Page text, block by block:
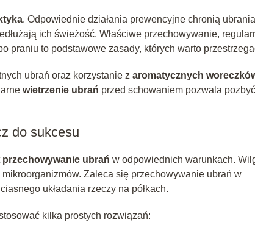
. Odpowiednie działania prewencyjne chronią ubrania
ich świeżość. Właściwe przechowywanie,
praniu to podstawowe zasady, których warto
ubrań oraz korzystanie z aromatycznych
wietrzenie ubrań przed schowaniem pozwala
do sukcesu
przechowywanie ubrań w odpowiednich warunkach.
Zaleca się przechowywanie ubrań w
układania rzeczy na półkach.
kilka prostych rozwiązań: